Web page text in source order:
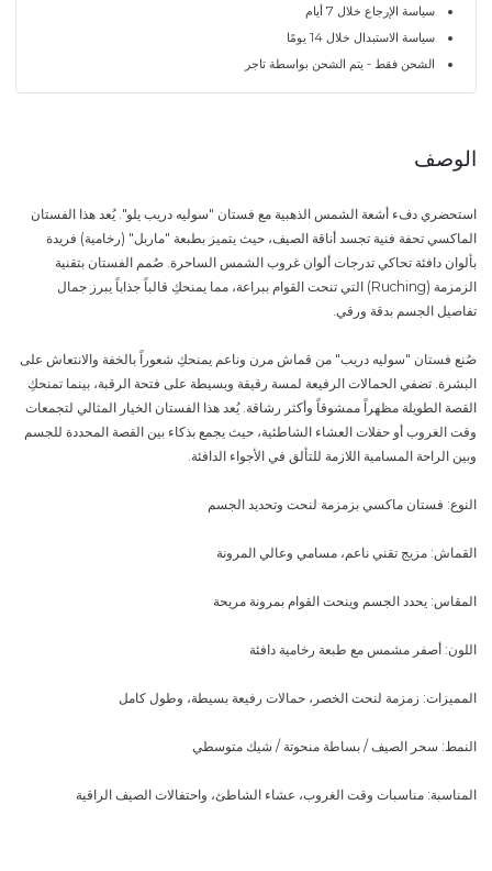
سياسة الإرجاع خلال 7 أيام
سياسة الاستبدال خلال 14 يومًا
الشحن فقط - يتم الشحن بواسطة تاجر
الوصف
استحضري دفء أشعة الشمس الذهبية مع فستان "سوليه دريب يلو". يُعد هذا الفستان
الماكسي تحفة فنية تجسد أناقة الصيف، حيث يتميز بطبعة "ماربل" (رخامية) فريدة
بألوان دافئة تحاكي تدرجات ألوان غروب الشمس الساحرة. صُمم الفستان بتقنية
الزمزمة (Ruching) التي تنحت القوام ببراعة، مما يمنحكِ قالباً جذاباً يبرز جمال
تفاصيل الجسم بدقة ورقي.
صُنع فستان "سوليه دريب" من قماش مرن وناعم يمنحكِ شعوراً بالخفة والانتعاش على
البشرة. تضفي الحمالات الرفيعة لمسة رقيقة وبسيطة على فتحة الرقبة، بينما تمنحكِ
القصة الطويلة مظهراً ممشوقاً وأكثر رشاقة. يُعد هذا الفستان الخيار المثالي لتجمعات
وقت الغروب أو حفلات العشاء الشاطئية، حيث يجمع بذكاء بين القصة المحددة للجسم
وبين الراحة المسامية اللازمة للتألق في الأجواء الدافئة.
النوع: فستان ماكسي بزمزمة لنحت وتحديد الجسم
القماش: مزيج تقني ناعم، مسامي وعالي المرونة
المقاس: يحدد الجسم وينحت القوام بمرونة مريحة
اللون: أصفر مشمس مع طبعة رخامية دافئة
المميزات: زمزمة لنحت الخصر، حمالات رفيعة بسيطة، وطول كامل
النمط: سحر الصيف / بساطة منحوتة / شيك متوسطي
المناسبة: مناسبات وقت الغروب، عشاء الشاطئ، واحتفالات الصيف الراقية